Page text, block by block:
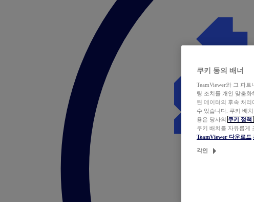
쿠키 동의 배너
TeamViewer와 그 파
팅 조치를 개인 맞춤화
된 데이터의 후속 처
수 있습니다. 쿠키 배
용은 당사의 쿠키 정책
쿠키 배치를 자유롭게
TeamViewer 다운로드
각인